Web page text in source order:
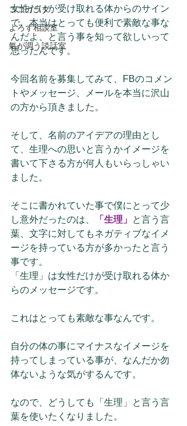
ココカラダ
よろず相談室
氣が調う談話室
女性だけが受け取れる体からのサイン
で、本当はとっても便利で素敵な事な
んだよ、と言う事を知って欲しいって
思ったんです。
今回名前を募集してみて、FBのコメン
トやメッセージ、メールを本当に沢山
の方から頂きました。
そして、名前のアイデアの理由とし
て、生理への思いと言うかイメージを
書いて下さる方が何人もいらっしゃい
ました。
そこに書かれていた事で僕にとって少
し意外だったのは、
「生理」 と言う言
葉、文字に対してもネガティブなイメ
ージを持っている方が多かったと言う
事です。
「生理」は女性だけが受け取れる体か
らのメッセージです。
これはとっても素敵な事なんです。
自分の体の事にマイナスなイメージを
持ってしまっている事が、なんだか勿
体ないような気がするんです。
なので、どうしても「生理」と言う言
葉を使いたくなりました。